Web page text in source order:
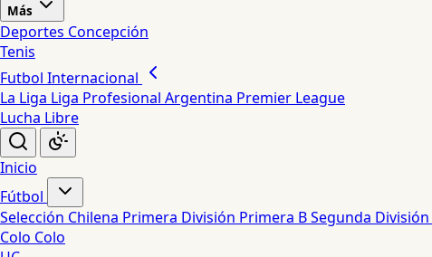
Más
Deportes Concepción
Tenis
Futbol Internacional
La Liga Liga Profesional Argentina Premier League
Lucha Libre
Inicio
Fútbol
Selección Chilena Primera División Primera BSegunda División
Colo Colo